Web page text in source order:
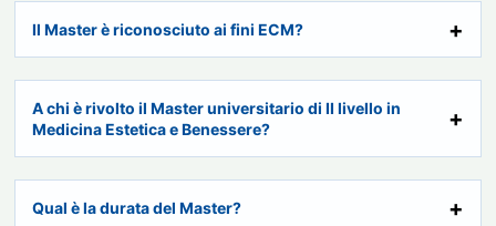
Il Master è riconosciuto ai fini ECM?
A chi è rivolto il Master universitario di II livello in
Medicina Estetica e Benessere?
Qual è la durata del Master?